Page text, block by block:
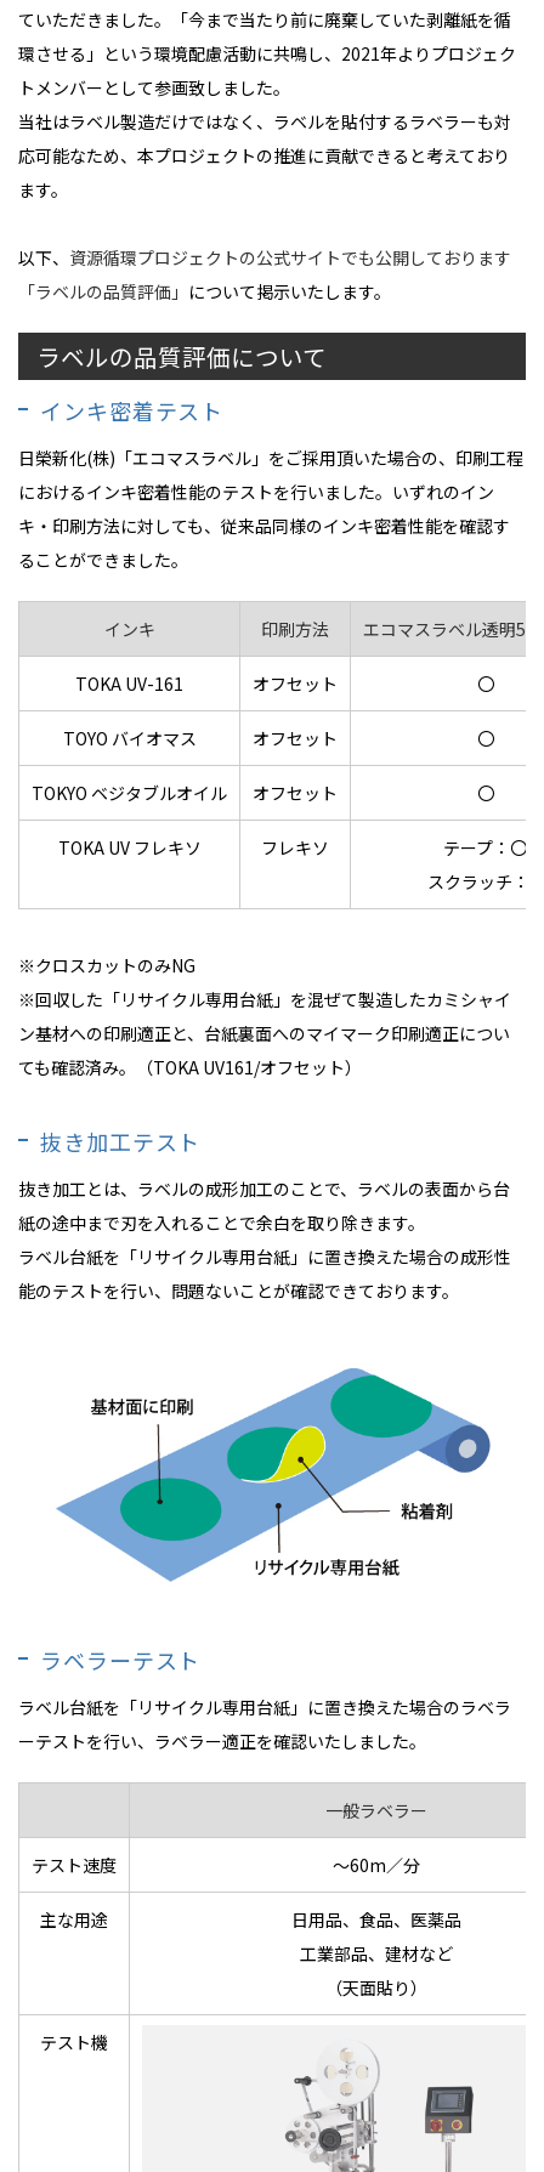
ていただきました。「今まで当たり前に廃棄していた剥離紙を循
環させる」という環境配慮活動に共鳴し、2021年よりプロジェク
トメンバーとして参画致しました。
当社はラベル製造だけではなく、ラベルを貼付するラベラーも対
応可能なため、本プロジェクトの推進に貢献できると考えており
ます。
以下、 資源循環プロジェクトの公式サイトでも公開しております
「ラベルの品質評価」 について掲示いたします。
ラベルの品質評価について
インキ密着テスト
日榮新化(株)「エコマスラベル」をご採用頂いた場合の、印刷工程
におけるインキ密着性能のテストを行いました。いずれのイン
キ・印刷方法に対しても、従来品同様のインキ密着性能を確認す
ることができました。
インキ 印刷方法 エコマスラベル透明50
TOKA UV-161 オフセット 〇
TOYO バイオマス オフセット 〇
TOKYO ベジタブルオイル オフセット 〇
TOKA UV フレキソ フレキソ
テープ：〇
スクラッチ：✖
※クロスカットのみNG
※回収した「リサイクル専用台紙」を混ぜて製造したカミシャイ
ン基材への印刷適正と、台紙裏面へのマイマーク印刷適正につい
ても確認済み。（TOKA UV161/オフセット）
抜き加工テスト
抜き加工とは、ラベルの成形加工のことで、ラベルの表面から台
紙の途中まで刃を入れることで余白を取り除きます。
ラベル台紙を「リサイクル専用台紙」に置き換えた場合の成形性
能のテストを行い、問題ないことが確認できております。
ラベラーテスト
ラベル台紙を「リサイクル専用台紙」に置き換えた場合のラベラ
ーテストを行い、ラベラー適正を確認いたしました。
一般ラベラー
テスト速度 ～60m／分
主な用途
日用品、食品、医薬品
工業部品、建材など
（天面貼り）
テスト機